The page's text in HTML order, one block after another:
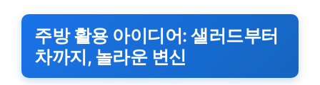
주방 활용 아이디어: 샐러드부터
차까지, 놀라운 변신